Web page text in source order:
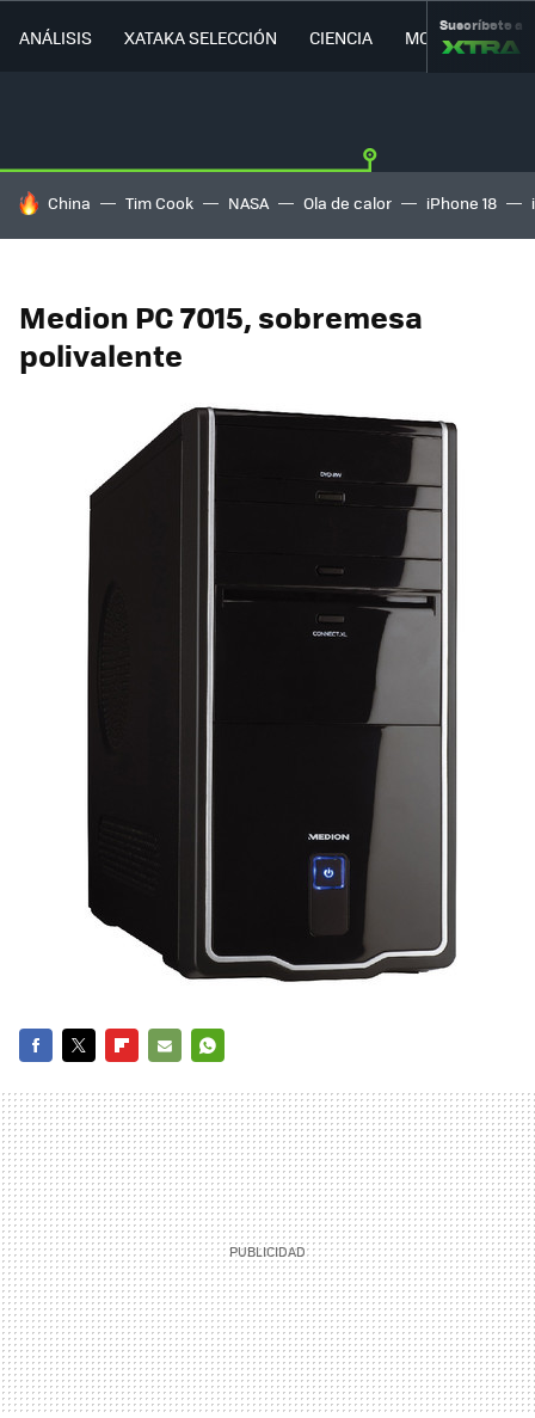
ANÁLISIS XATAKA SELECCIÓN CIENCIA MOVILIDAD
Suscríbete a
HOY SE HABLA DE
China Tim Cook NASA Ola de calor iPhone 18
Medion PC 7015, sobremesa
polivalente
MAIL